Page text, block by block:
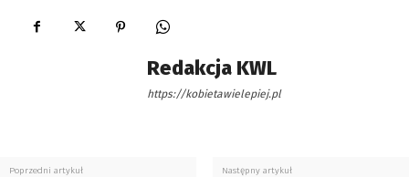
Redakcja KWL
https://kobietawielepiej.pl
Poprzedni artykuł Następny artykuł